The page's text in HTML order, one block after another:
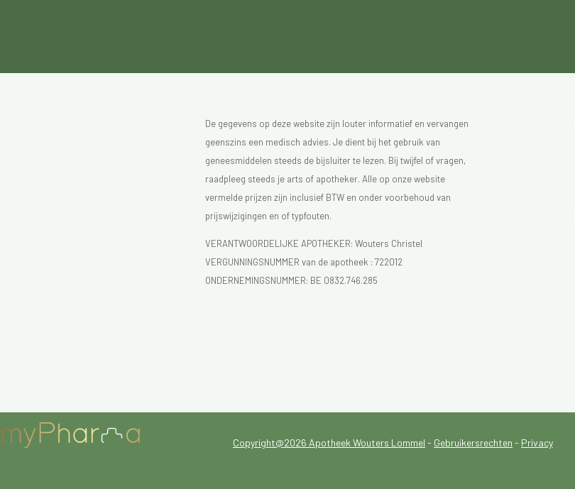
De gegevens op deze website zijn louter informatief en vervangen
geenszins een medisch advies. Je dient bij het gebruik van
geneesmiddelen steeds de bijsluiter te lezen. Bij twijfel of vragen,
raadpleeg steeds je arts of apotheker. Alle op onze website
vermelde prijzen zijn inclusief BTW en onder voorbehoud van
prijswijzigingen en of typfouten.
VERANTWOORDELIJKE APOTHEKER: Wouters Christel
VERGUNNINGSNUMMER van de apotheek : 722012
ONDERNEMINGSNUMMER: BE 0832.746.285
Copyright@2026 Apotheek Wouters Lommel - Gebruikersrechten - Privacy